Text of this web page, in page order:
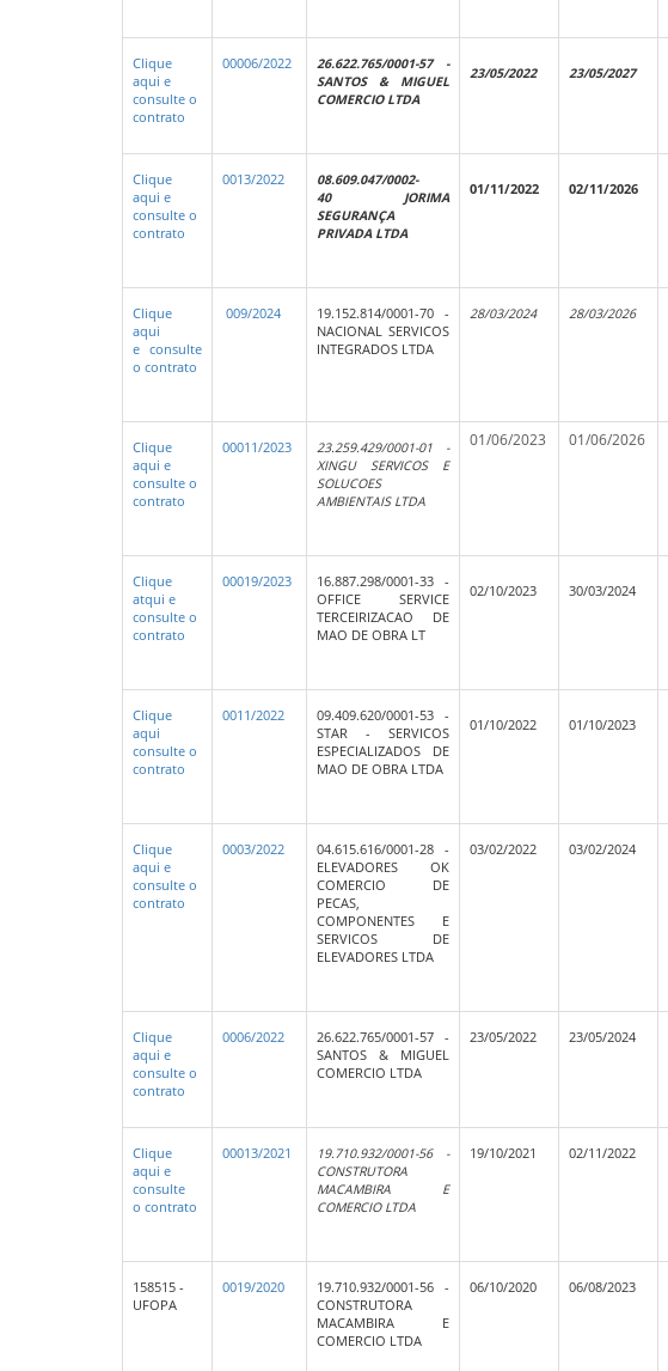
Clique
aqui e
consulte o
contrato
00006/2022
26.622.765/0001-57 -
SANTOS & MIGUEL
COMERCIO LTDA
23/05/2022 23/05/2027
Clique
aqui e
consulte o
contrato
0013/2022
08.609.047/0002-
40 JORIMA
SEGURANÇA
PRIVADA LTDA
01/11/2022 02/11/2026
Clique
aqui
e consulte
o contrato
009/2024
19.152.814/0001-70 -
NACIONAL SERVICOS
INTEGRADOS LTDA
28/03/2024 28/03/2026
Clique
aqui e
consulte o
contrato
00011/2023
23.259.429/0001-01 -
XINGU SERVICOS E
SOLUCOES
AMBIENTAIS LTDA
01/06/2023 01/06/2026
Clique
atqui e
consulte o
contrato
00019/2023
16.887.298/0001-33 -
OFFICE SERVICE
TERCEIRIZACAO DE
MAO DE OBRA LT
02/10/2023 30/03/2024
Clique
aqui
consulte o
contrato
0011/2022
09.409.620/0001-53 -
STAR - SERVICOS
ESPECIALIZADOS DE
MAO DE OBRA LTDA
01/10/2022 01/10/2023
Clique
aqui e
consulte o
contrato
0003/2022
04.615.616/0001-28 -
ELEVADORES OK
COMERCIO DE
PECAS,
COMPONENTES E
SERVICOS DE
ELEVADORES LTDA
03/02/2022 03/02/2024
Clique
aqui e
consulte o
contrato
0006/2022
26.622.765/0001-57 -
SANTOS & MIGUEL
COMERCIO LTDA
23/05/2022 23/05/2024
Clique
aqui e
consulte
o contrato
00013/2021
19.710.932/0001-56 -
CONSTRUTORA
MACAMBIRA E
COMERCIO LTDA
19/10/2021 02/11/2022
158515 -
UFOPA
0019/2020
19.710.932/0001-56 -
CONSTRUTORA
MACAMBIRA E
COMERCIO LTDA
06/10/2020 06/08/2023